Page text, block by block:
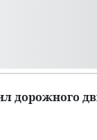
дорожного